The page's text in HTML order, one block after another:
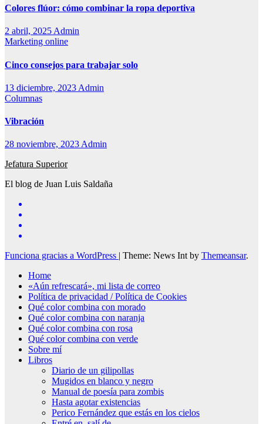
Colores flúor: cómo combinar la ropa deportiva
2 abril, 2025 Admin
Marketing online
Cinco consejos para trabajar solo
13 diciembre, 2023 Admin
Columnas
Vibración
28 noviembre, 2023 Admin
Jefatura Superior
El blog de Juan Luis Saldaña
Funciona gracias a WordPress | Theme: News Int by Themeansar.
Home
«Aún refrescará», mi lista de correo
Política de privacidad / Política de Cookies
Qué color combina con morado
Qué color combina con naranja
Qué color combina con rosa
Qué color combina con verde
Sobre mí
Libros
Diario de un gilipollas
Mugidos en blanco y negro
Manual de poesía para zombis
Hasta agotar existencias
Perico Fernández que estás en los cielos